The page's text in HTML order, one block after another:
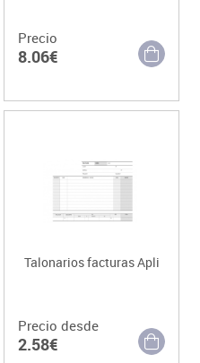
Precio
8.06€
Talonarios facturas Apli
Precio desde
2.58€